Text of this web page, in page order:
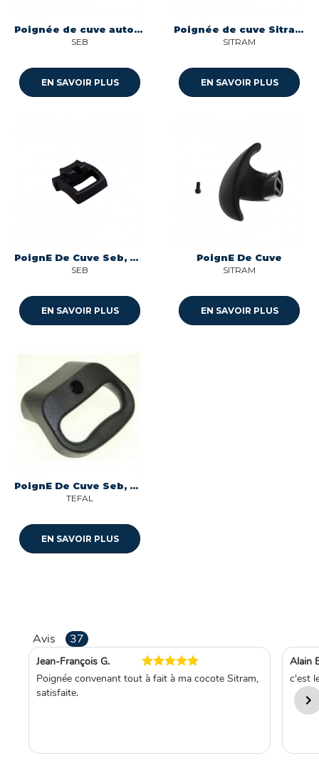
Poignée de cuve autocuiseur Seb 790098
SEB
EN SAVOIR PLUS
Poignée de cuve Sitram Sitraforza 5429786
SITRAM
EN SAVOIR PLUS
PoignE De Cuve Seb, Moulinex, Krups, Tefal, Rowenta
SEB
EN SAVOIR PLUS
PoignE De Cuve
SITRAM
EN SAVOIR PLUS
PoignE De Cuve Seb, Moulinex, Krups, Tefal, Rowenta
TEFAL
EN SAVOIR PLUS
Avis 37
Jean-François G.
Poignée convenant tout à fait à ma cocote Sitram,
satisfaite.
Alain
c'est